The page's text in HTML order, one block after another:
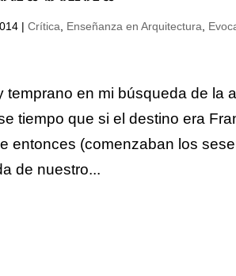
|Crítica Enseñanza en Arquitectura
temprano en mi búsqueda de la
tiempo que si el destino era
entonces (comenzaban los
de nuestro...